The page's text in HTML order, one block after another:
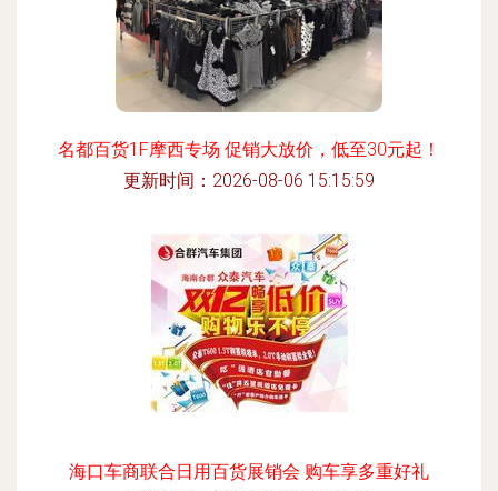
名都百货1F摩西专场 促销大放价，低至30元起！
更新时间：2026-08-06 15:15:59
海口车商联合日用百货展销会 购车享多重好礼